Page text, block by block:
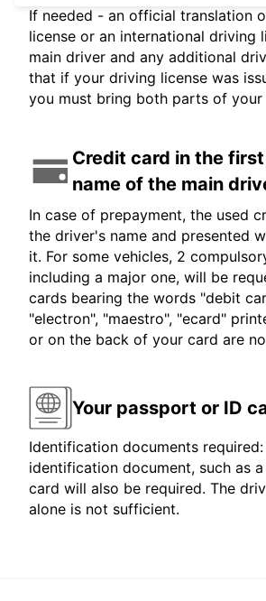
If needed - an official translation
license or an international driving
main driver and any additional
that if your driving license was
you must bring both parts of your
Credit card in the
name of the main
In case of prepayment, the used
the driver's name and presented
it. For some vehicles, 2
including a major one, will be
cards bearing the words "debit
"electron", "maestro", "ecard"
or on the back of your card are
Your passport or ID
Identification documents
identification document, such as
card will also be required. The
alone is not sufficient.